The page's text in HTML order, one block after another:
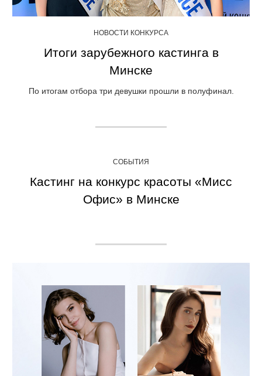
НОВОСТИ КОНКУРСА
Итоги зарубежного кастинга в
Минске
По итогам отбора три девушки прошли в полуфинал.
СОБЫТИЯ
Кастинг на конкурс красоты «Мисс
Офис» в Минске